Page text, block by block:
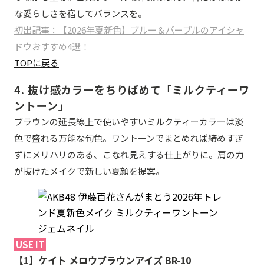
な愛らしさを宿してバランスを。
初出記事：【2026年夏新色】ブルー＆パープルのアイシャ
ドウおすすめ4選！
TOPに戻る
4. 抜け感カラーをちりばめて「ミルクティーワ
ントーン」
ブラウンの延長線上で使いやすいミルクティーカラーは淡
色で盛れる万能な旬色。ワントーンでまとめれば締めすぎ
ずにメリハリのある、こなれ見えする仕上がりに。肩の力
が抜けたメイクで新しい夏顔を提案。
USE IT
【1】ケイト メロウブラウンアイズ BR-10